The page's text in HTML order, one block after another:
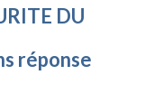
DU
réponse